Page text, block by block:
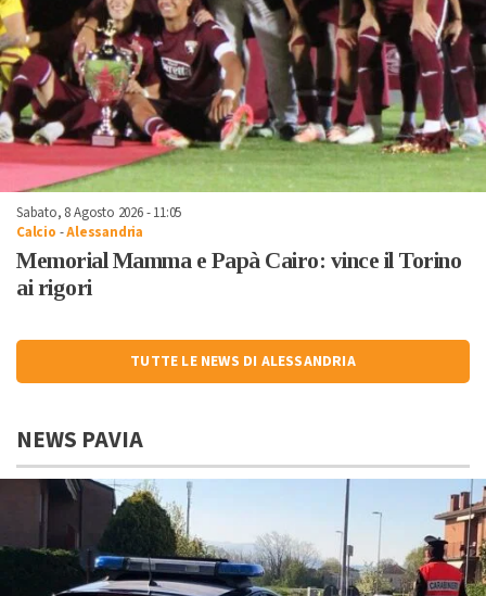
Sabato, 8 Agosto 2026 - 11:05
Calcio -Alessandria
Memorial Mamma e Papà Cairo: vince il Torino
ai rigori
TUTTE LE NEWS DI ALESSANDRIA
NEWS PAVIA